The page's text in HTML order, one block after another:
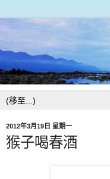
2012年3月19日 星期一
猴子喝春酒